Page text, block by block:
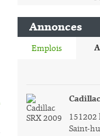
Annonces
Emplois
151202
Saint-